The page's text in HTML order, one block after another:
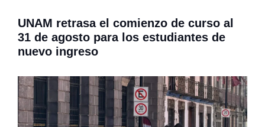
UNAM retrasa el comienzo de curso al
31 de agosto para los estudiantes de
nuevo ingreso